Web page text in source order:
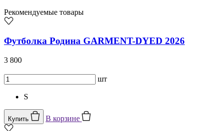
Рекомендуемые товары
Футболка Родина GARMENT-DYED 2026
3 800
шт
S
Купить В корзине